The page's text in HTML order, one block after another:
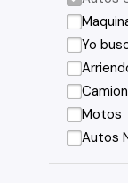
Yo
Motos
Autos